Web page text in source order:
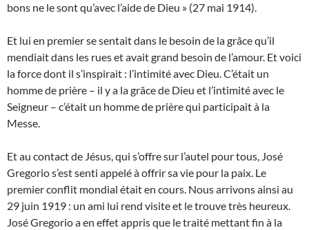
bons ne le sont qu’avec l’aide de Dieu » (27 mai 1914).
Et lui en premier se sentait dans le besoin de la grâce qu’il
mendiait dans les rues et avait grand besoin de l’amour. Et voici
la force dont il s’inspirait : l’intimité avec Dieu. C’était un
homme de prière – il y a la grâce de Dieu et l’intimité avec le
Seigneur – c’était un homme de prière qui participait à la
Messe.
Et au contact de Jésus, qui s’offre sur l’autel pour tous, José
Gregorio s’est senti appelé à offrir sa vie pour la paix. Le
premier conflit mondial était en cours. Nous arrivons ainsi au
29 juin 1919 : un ami lui rend visite et le trouve très heureux.
José Gregorio a en effet appris que le traité mettant fin à la